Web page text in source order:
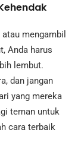
mengambil
Anda harus
lembut.
dan jangan
yang mereka
teman untuk
cara terbaik